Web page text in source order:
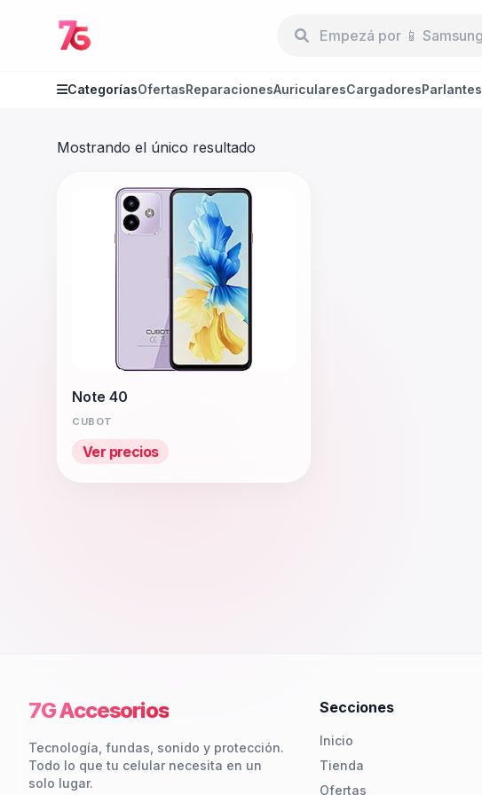
CategoríasOfertasReparacionesAuricularesCargadoresParlantes
Mostrando el único resultado
Note 40
CUBOT
Ver precios
7G Accesorios
Tecnología, fundas, sonido y protección.
Todo lo que tu celular necesita en un
solo lugar.
Secciones
Inicio
Tienda
Ofertas